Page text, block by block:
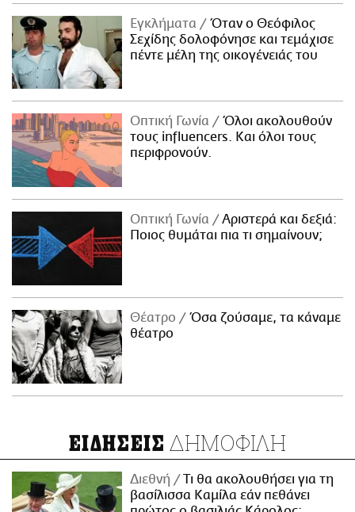
Εγκλήματα
Όταν ο Θεόφιλος
Σεχίδης δολοφόνησε και τεμάχισε
πέντε μέλη της οικογένειάς του
Οπτική Γωνία
Όλοι ακολουθούν
τους influencers. Και όλοι τους
περιφρονούν.
Οπτική Γωνία
Αριστερά και δεξιά:
Ποιος θυμάται πια τι σημαίνουν;
Θέατρο
Όσα ζούσαμε, τα κάναμε
θέατρο
ΕΙΔΗΣΕΙΣ ΔΗΜΟΦΙΛΗ
Διεθνή
Τι θα ακολουθήσει για τη
βασίλισσα Καμίλα εάν πεθάνει